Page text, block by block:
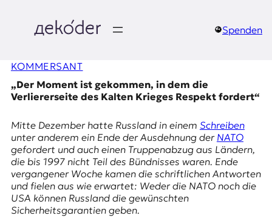
springen
e
k
o
d
e
r
Spenden
KOMMERSANT
„Der Moment ist gekommen, in dem die
Verliererseite des Kalten Krieges Respekt fordert“
Mitte Dezember hatte Russland in einem Schreiben
unter anderem ein Ende der Ausdehnung der NATO
gefordert und auch einen Truppenabzug aus Ländern,
die bis 1997 nicht Teil des Bündnisses waren. Ende
vergangener Woche kamen die schriftlichen Antworten
und fielen aus wie erwartet: Weder die NATO noch die
USA können Russland die gewünschten
Sicherheitsgarantien geben.